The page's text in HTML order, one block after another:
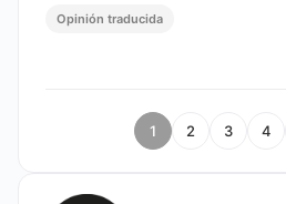
Opinión traducida
1 2 3 4